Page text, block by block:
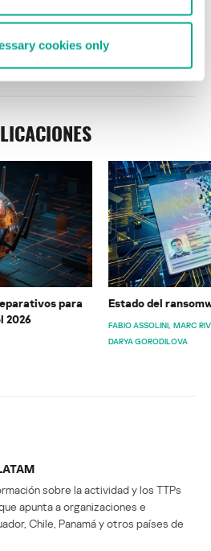
cookies only
para
2026
Estado del
FABIO ASSOLINI MARC
DARYA GORODILOVA
sobre la actividad y los TTPs
apunta a organizaciones e
Chile, Panamá y otros países de